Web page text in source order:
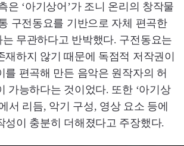
은 ‘아기상어’가 조니 온리의 창작물
구전동요를 기반으로 자체 편곡한
무관하다고 반박했다. 구전동요는
재하지 않기 때문에 독점적 저작권이
를 편곡해 만든 음악은 원작자의 허
가능하다는 것이었다. 또한 ‘아기상
서 리듬, 악기 구성, 영상 요소 등에
성이 충분히 더해졌다고 주장했다.